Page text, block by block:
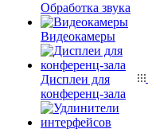
Обработка звука
Видеокамеры
Дисплеи для
конференц-зала